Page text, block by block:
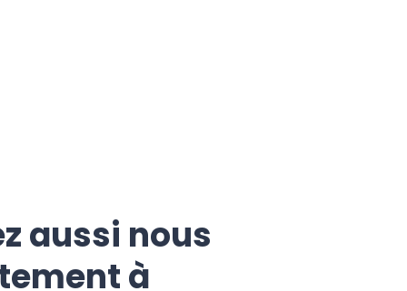
aussi nous
à